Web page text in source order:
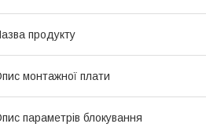
продукту
монтажної плати
параметрів блокування